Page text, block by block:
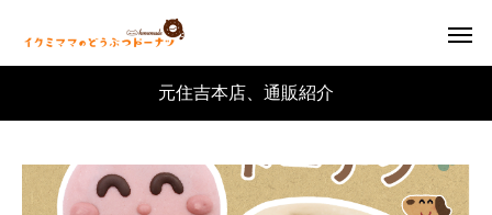
元住吉本店、通販紹介